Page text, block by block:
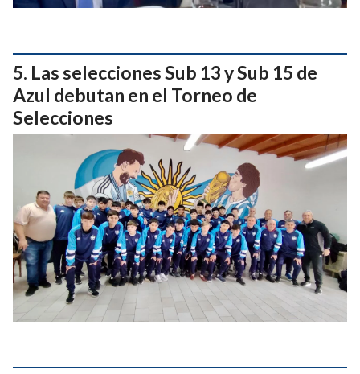
Las selecciones Sub 13 y Sub 15 de
Azul debutan en el Torneo de
Selecciones